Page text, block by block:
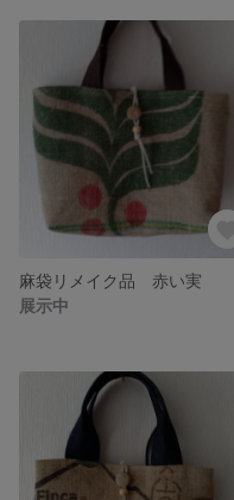
麻袋リメイク品 赤い実
展示中